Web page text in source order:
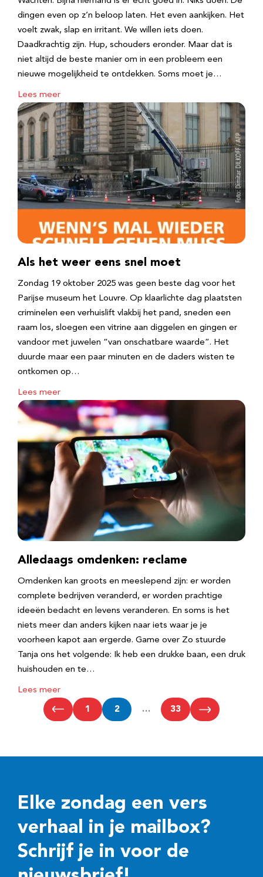
dingen even op z’n beloop laten. Het even aankijken. Het
voelt zwak, slap en irritant. We willen iets doen.
Daadkrachtig zijn. Hup, schouders eronder. Maar dat is
niet altijd de beste manier om in een probleem een
nieuwe mogelijkheid te ontdekken. Soms moet je…
Lees meer
Als het weer eens snel moet
Zondag 19 oktober 2025 was geen beste dag voor het
Parijse museum het Louvre. Op klaarlichte dag plaatsten
criminelen een verhuislift vlakbij het pand, sneden een
raam los, sloegen een vitrine aan diggelen en gingen er
vandoor met juwelen “van onschatbare waarde”. Het
duurde maar een paar minuten en de daders wisten te
ontkomen op…
Lees meer
Alledaags omdenken: reclame
Omdenken kan groots en meeslepend zijn: er worden
complete bedrijven veranderd, er worden prachtige
ideeën bedacht en levens veranderen. En soms is het
niets meer dan anders kijken naar iets waar je je
voorheen kapot aan ergerde. Game over Zo stuurde
Tanja ons het volgende: Ik heb een drukke baan, een druk
huishouden en te…
Lees meer
1 2 … 33
Elke zondag een vers
verhaal in je mailbox?
Schrijf je in voor de